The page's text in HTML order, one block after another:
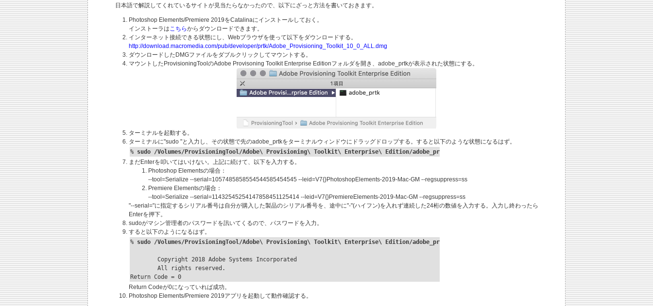
日本語で解説してくれているサイトが見当たらなかったので、以下にざっと方法を書いておきます。
Photoshop Elements/Premiere 2019をCatalinaにインストールしておく。
インストーラはこちらからダウンロードできます。
インターネット接続できる状態にし、Webブラウザを使って以下をダウンロードする。
http://download.macromedia.com/pub/developer/prtk/Adobe_Provisioning_Toolkit_10_0_ALL.dmg
ダウンロードしたDMGファイルをダブルクリックしてマウントする。
マウントしたProvisioningToolのAdobe Provisoning Toolkit Enterprise Editionフォルダを開き、adobe_prtkが表示された状態にする。
ターミナルを起動する。
ターミナルに"sudo "と入力し、その状態で先のadobe_prtkをターミナルウィンドウにドラッグドロップする。すると以下のような状態になるはず。
% sudo /Volumes/ProvisioningTool/Adobe\ Provisioning\ Toolkit\ Enterprise\ Edition/adobe_prtk
まだEnterを叩いてはいけない。上記に続けて、以下を入力する。
Photoshop Elementsの場合：
--tool=Serialize --serial=1057485858554544585454545 --leid=V7{}PhotoshopElements-2019-Mac-GM --regsuppress=ss
Premiere Elementsの場合：
--tool=Serialize --serial=11432545254147858451125414 --leid=V7{}PremiereElements-2019-Mac-GM --regsuppress=ss
"--serial="に指定するシリアル番号は自分が購入した製品のシリアル番号を、途中に"-"(ハイフン)を入れず連続した24桁の数値を入力する。入力し終わったら
Enterを押下。
sudoがマシン管理者のパスワードを訊いてくるので、パスワードを入力。
すると以下のようになるはず。
% sudo /Volumes/ProvisioningTool/Adobe\ Provisioning\ Toolkit\ Enterprise\ Edition/adobe_prtk --tool=Serialize --serial=1057485858554544585454545 --
Return Code = 0
Return Codeが0になっていれば成功。
Photoshop Elements/Premiere 2019アプリを起動して動作確認する。